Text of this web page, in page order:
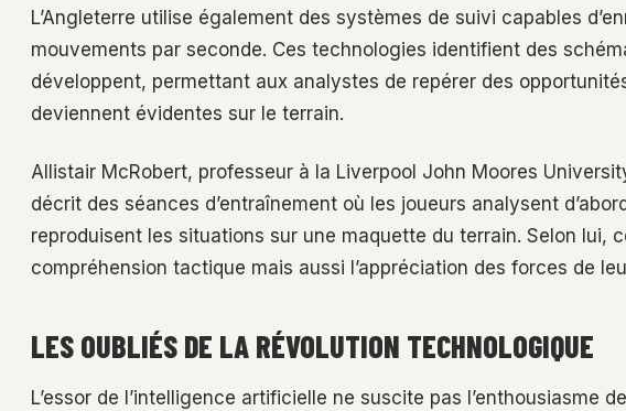
L’Angleterre utilise également des systèmes de suivi capables
mouvements par seconde. Ces technologies identifient des
développent, permettant aux analystes de repérer des
deviennent évidentes sur le terrain.
Allistair McRobert, professeur à la Liverpool John Moores
décrit des séances d’entraînement où les joueurs analysent
reproduisent les situations sur une maquette du terrain. Selon lui,
compréhension tactique mais aussi l’appréciation des forces de
LES OUBLIÉS DE LA RÉVOLUTION TECHNOLOGIQUE
L’essor de l’intelligence artificielle ne suscite pas l’enthousiasme